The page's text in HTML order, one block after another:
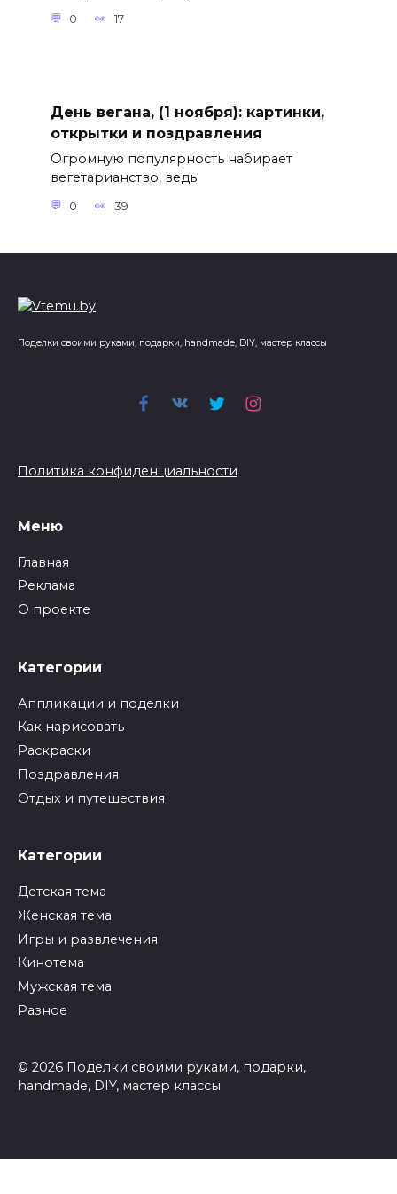
0 17
День вегана, (1 ноября): картинки,
открытки и поздравления
Огромную популярность набирает
вегетарианство, ведь
0 39
Поделки своими руками, подарки, handmade, DIY, мастер классы
Политика конфиденциальности
Меню
Главная
Реклама
О проекте
Категории
Аппликации и поделки
Как нарисовать
Раскраски
Поздравления
Отдых и путешествия
Категории
Детская тема
Женская тема
Игры и развлечения
Кинотема
Мужская тема
Разное
© 2026 Поделки своими руками, подарки,
handmade, DIY, мастер классы